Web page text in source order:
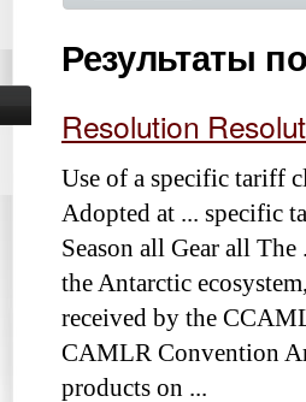
Результаты
Resolution
Use of a specific tariff
Adopted at ... specific
Season all Gear all
the Antarctic
received by the
CAMLR Convention
products on ...